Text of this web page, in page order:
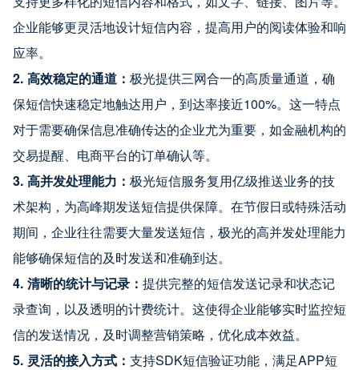
企业能够更灵活地设计短信内容，提高用户的阅读体验和响
应率。
2. 高效稳定的通道： 极光提供三网合一的高质量通道，确
保短信快速稳定地触达用户，到达率接近100%。这一特点
对于需要确保信息准确传达的企业尤为重要，如金融机构的
交易提醒、电商平台的订单确认等。
3. 高并发处理能力： 极光短信服务复用亿级推送业务的技
术架构，为高峰期发送短信提供保障。在节假日或特殊活动
期间，企业往往需要大量发送短信，极光的高并发处理能力
能够确保短信的及时发送和准确到达。
4. 清晰的统计与记录： 提供完整的短信发送记录和状态记
录查询，以及透明的计费统计。这使得企业能够实时监控短
信的发送情况，及时调整营销策略，优化成本效益。
5. 灵活的接入方式： 支持SDK短信验证功能，满足APP短